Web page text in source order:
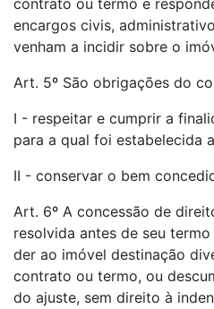
contrato ou termo e
encargos civis,
venham a incidir sobre o
Art. 5º São obrigações do
I - respeitar e cumprir a
para a qual foi estabelecida
II - conservar o bem
Art. 6º A concessão de
resolvida antes de seu
der ao imóvel destinação
contrato ou termo, ou
do ajuste, sem direito à